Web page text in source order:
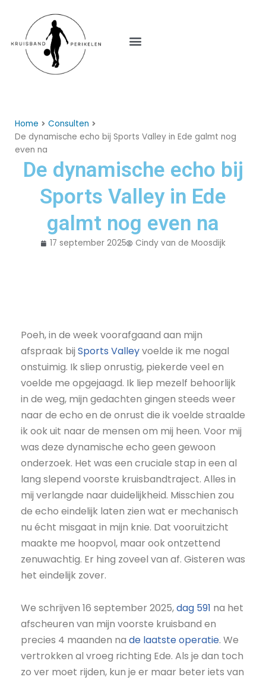
Menu
Home
Consulten
De dynamische echo bij Sports Valley in Ede galmt nog
even na
De dynamische echo bij
Sports Valley in Ede
galmt nog even na
17 september 2025 Cindy van de Moosdijk
Poeh, in de week voorafgaand aan mijn
afspraak bij Sports Valleyvoelde ik me nogal
onstuimig. Ik sliep onrustig, piekerde veel en
voelde me opgejaagd. Ik liep mezelf behoorlijk
in de weg, mijn gedachten gingen steeds weer
naar de echo en de onrust die ik voelde straalde
ik ook uit naar de mensen om mij heen. Voor mij
was deze dynamische echo geen gewoon
onderzoek. Het was een cruciale stap in een al
lang slepend voorste kruisbandtraject. Alles in
mij verlangde naar duidelijkheid. Misschien zou
de echo eindelijk laten zien wat er mechanisch
nu écht misgaat in mijn knie. Dat vooruitzicht
maakte me hoopvol, maar ook ontzettend
zenuwachtig. Er hing zoveel van af. Gisteren was
het eindelijk zover.
We schrijven 16 september 2025,dag 591 na het
afscheuren van mijn voorste kruisband en
precies 4 maanden na de laatste operatie. We
vertrokken al vroeg richting Ede. Als je dan toch
zo ver moet rijden, kun je er maar beter iets van